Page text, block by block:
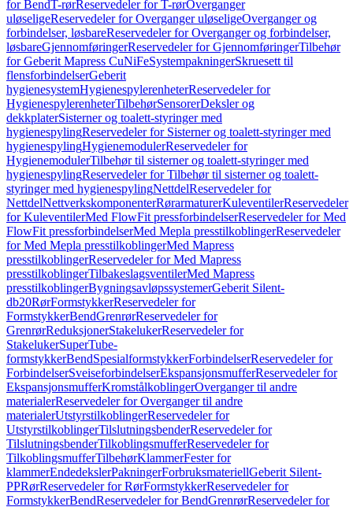
for BendT-rørReservedeler for T-rørOverganger
uløseligeReservedeler for Overganger uløseligeOverganger og
forbindelser, løsbareReservedeler for Overganger og forbindelser,
løsbareGjennomføringerReservedeler for GjennomføringerTilbehør
for Geberit Mapress CuNiFeSystempakningerSkruesett til
flensforbindelserGeberit
hygienesystemHygienespylerenheterReservedeler for
HygienespylerenheterTilbehørSensorerDeksler og
dekkplaterSisterner og toalett-styringer med
hygienespylingReservedeler for Sisterner og toalett-styringer med
hygienespylingHygienemodulerReservedeler for
HygienemodulerTilbehør til sisterner og toalett-styringer med
hygienespylingReservedeler for Tilbehør til sisterner og toalett-
styringer med hygienespylingNettdelReservedeler for
NettdelNettverkskomponenterRørarmaturerKuleventilerReservedeler
for KuleventilerMed FlowFit pressforbindelserReservedeler for Med
FlowFit pressforbindelserMed Mepla presstilkoblingerReservedeler
for Med Mepla presstilkoblingerMed Mapress
presstilkoblingerReservedeler for Med Mapress
presstilkoblingerTilbakeslagsventilerMed Mapress
presstilkoblingerBygningsavløpssystemerGeberit Silent-
db20RørFormstykkerReservedeler for
FormstykkerBendGrenrørReservedeler for
GrenrørReduksjonerStakelukerReservedeler for
StakelukerSuperTube-
formstykkerBendSpesialformstykkerForbindelserReservedeler for
ForbindelserSveiseforbindelserEkspansjonsmufferReservedeler for
EkspansjonsmufferKromstålkoblingerOverganger til andre
materialerReservedeler for Overganger til andre
materialerUtstyrstilkoblingerReservedeler for
UtstyrstilkoblingerTilslutningsbenderReservedeler for
TilslutningsbenderTilkoblingsmufferReservedeler for
TilkoblingsmufferTilbehørKlammerFester for
klammerEndedekslerPakningerForbruksmateriellGeberit Silent-
PPRørReservedeler for RørFormstykkerReservedeler for
FormstykkerBendReservedeler for BendGrenrørReservedeler for